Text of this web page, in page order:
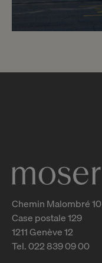
Chemin Malombré 10
Case postale 129
1211 Genève 12
Tel. 022 839 09 00